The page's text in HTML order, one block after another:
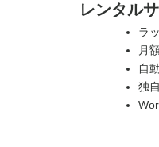
レンタル
ラ
月
自
独